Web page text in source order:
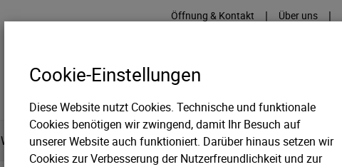
Öffnung & Kontakt | Über uns |
WÄRME KÄLTE IT
Cookie-Einstellungen
Diese Website nutzt Cookies. Technische und funktionale
Cookies benötigen wir zwingend, damit Ihr Besuch auf
unserer Website auch funktioniert. Darüber hinaus setzen wir
Cookies zur Verbesserung der Nutzerfreundlichkeit und zur